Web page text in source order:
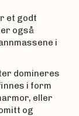
et godt
også
i
domineres
i form
eller
og